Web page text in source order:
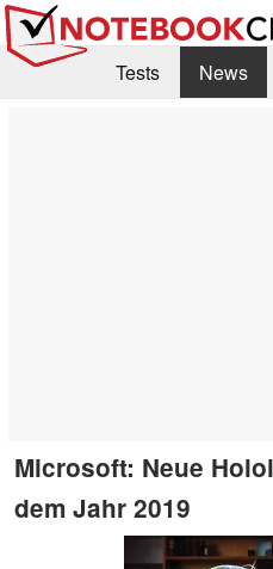
Tests News
Microsoft: Neue
dem Jahr 2019